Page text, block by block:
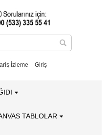
İzleme Giriş
TABLOLAR